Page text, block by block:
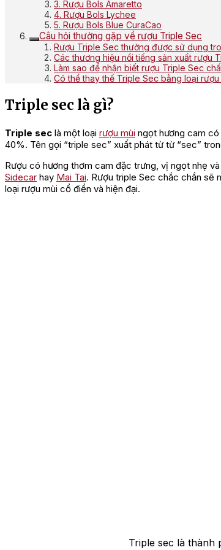
3. Rượu Bols Amaretto
4. Rượu Bols Lychee
5. Rượu Bols Blue CuraCao
Câu hỏi thường gặp về rượu Triple Sec
Rượu Triple Sec thường được sử dụng
Các thương hiệu nổi tiếng sản xuất rượu
Làm sao để nhận biết rượu Triple Sec
Có thể thay thế Triple Sec bằng loại rượu
Triple sec là gì?
Triple sec là một loại rượu mùi ngọt hương cam
40%. Tên gọi “triple sec” xuất phát từ từ “sec”
Rượu có hương thơm cam đặc trưng, vị ngọt nhẹ
Sidecar hay Mai Tai. Rượu triple Sec chắc chắn sẽ
loại rượu mùi cổ điển và hiện đại.
Triple sec là thành